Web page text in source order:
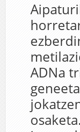
ADNa